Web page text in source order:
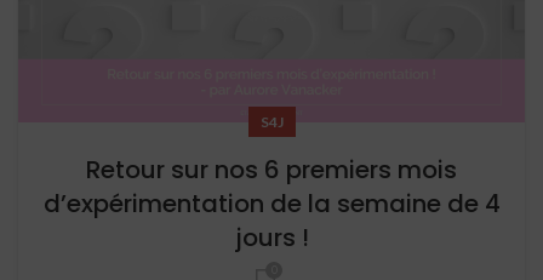
S4J
Retour sur nos 6 premiers mois
d’expérimentation de la semaine de 4
jours !